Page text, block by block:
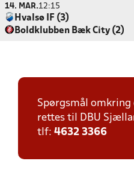
14. MAR.12:15
Hvalsø IF (3)
Boldklubben Bæk City (2)
Spørgsmål omkring
rettes til DBU
tlf: 4632 3366